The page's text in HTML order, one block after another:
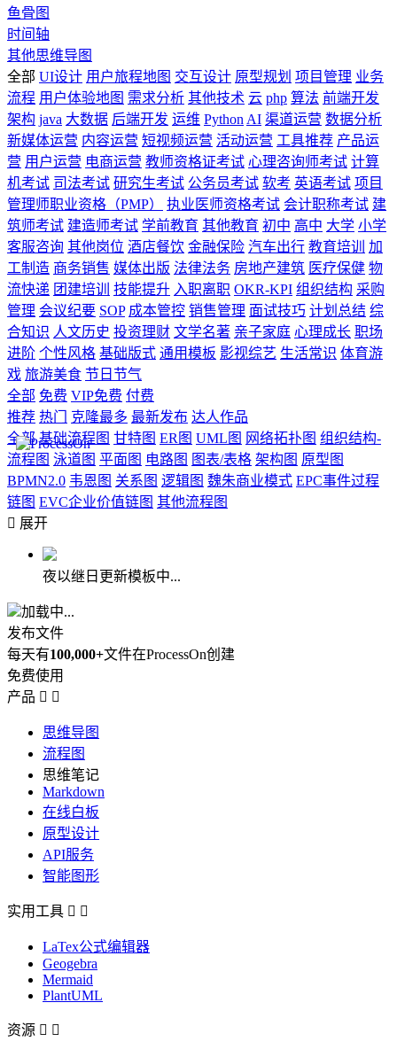
鱼骨图
时间轴
其他思维导图
全部 UI设计 用户旅程地图 交互设计 原型规划 项目管理 业务
流程 用户体验地图 需求分析 其他技术 云 php 算法 前端开发
架构 java 大数据 后端开发 运维 Python AI 渠道运营 数据分析
新媒体运营 内容运营 短视频运营 活动运营 工具推荐 产品运
营 用户运营 电商运营 教师资格证考试 心理咨询师考试 计算
机考试 司法考试 研究生考试 公务员考试 软考 英语考试 项目
管理师职业资格（PMP）
执业医师资格考试 会计职称考试 建
筑师考试 建造师考试 学前教育 其他教育 初中 高中 大学 小学
客服咨询 其他岗位 酒店餐饮 金融保险 汽车出行 教育培训
加
工制造 商务销售 媒体出版 法律法务 房地产建筑 医疗保健 物
流快递 团建培训 技能提升 入职离职 OKR-KPI 组织结构 采购
管理 会议纪要 SOP 成本管控 销售管理 面试技巧 计划总结 综
合知识 人文历史 投资理财 文学名著 亲子家庭 心理成长 职场
进阶 个性风格 基础版式 通用模板 影视综艺 生活常识 体育游
戏 旅游美食 节日节气
全部 免费 VIP免费 付费
推荐 热门 克隆最多 最新发布 达人作品
全部 基础流程图 甘特图 ER图 UML图 网络拓扑图 组织结构-
流程图 泳道图 平面图 电路图 图表/表格 架构图 原型图
BPMN2.0 韦恩图 关系图 逻辑图 魏朱商业模式 EPC事件过程
链图 EVC企业价值链图 其他流程图
 展开
夜以继日更新模板中...
加载中...
发布文件
每天有100,000+文件在ProcessOn创建
免费使用
产品  
思维导图
流程图
思维笔记
Markdown
在线白板
原型设计
API服务
智能图形
实用工具  
LaTex公式编辑器
Geogebra
Mermaid
PlantUML
资源  